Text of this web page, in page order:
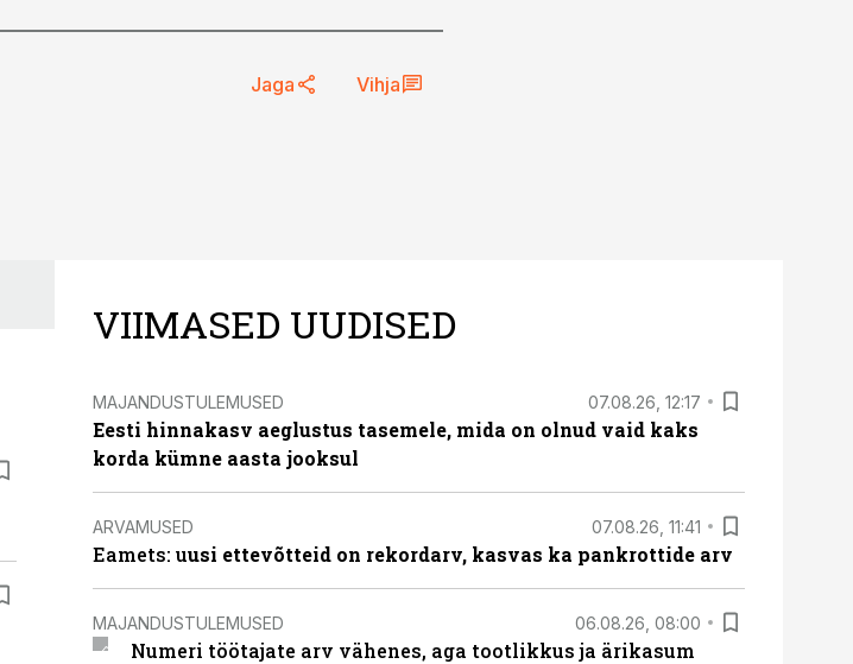
Jaga Vihja
VIIMASED UUDISED
MAJANDUSTULEMUSED 07.08.26, 12:17
Eesti hinnakasv aeglustus tasemele, mida on olnud vaid kaks
korda kümne aasta jooksul
ARVAMUSED 07.08.26, 11:41
Eamets: uusi ettevõtteid on rekordarv, kasvas ka pankrottide arv
MAJANDUSTULEMUSED 06.08.26, 08:00
Numeri töötajate arv vähenes, aga tootlikkus ja ärikasum